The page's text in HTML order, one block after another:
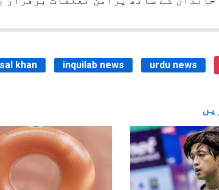
khan inquilab news urdu news